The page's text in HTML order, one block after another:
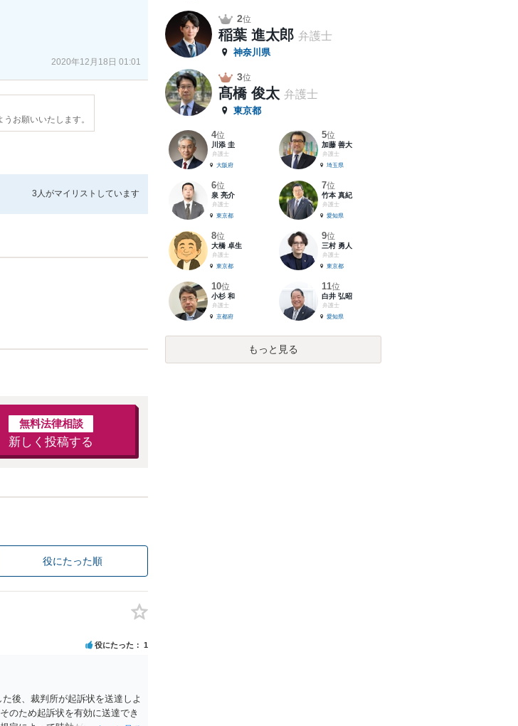
2020年12月18日 01:01
お願いいたします。
3人がマイリストしています
無料法律相談
新しく投稿する
役にたった順
役にたった 1
後、裁判所が起訴状を送達しよ
のため起訴状を有効に送達でき
2位
稲葉 進太郎 弁護士
神奈川県
3位
髙橋 俊太 弁護士
東京都
4位
川添 圭
弁護士
大阪府
5位
加藤 善大
弁護士
埼玉県
6位
泉 亮介
弁護士
東京都
7位
竹本 真紀
弁護士
愛知県
8位
大橋 卓生
弁護士
東京都
9位
三村 勇人
弁護士
東京都
10位
小杉 和
弁護士
京都府
11位
白井 弘昭
弁護士
愛知県
もっと見る